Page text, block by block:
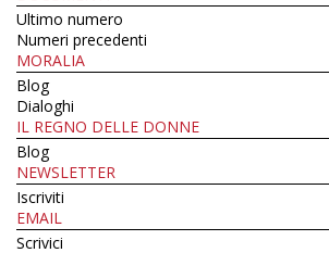
Ultimo numero
Numeri precedenti
MORALIA
Blog
Dialoghi
IL REGNO DELLE DONNE
Blog
NEWSLETTER
Iscriviti
EMAIL
Scrivici